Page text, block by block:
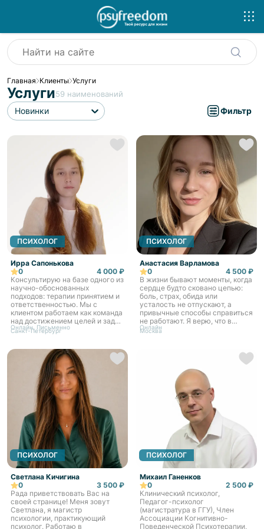
Главная Клиенты Услуги
Услуги59 наименований
Новинки Фильтр
ПСИХОЛОГ
Ирра Сапонькова
0
4 000 ₽
Консультирую на базе одного из
научно-обоснованных
подходов: терапии принятием и
ответственностью. Мы с
клиентом работаем как команда
над достижением целей и задач
терапии. Свой стиль могу
Онлайн, Письменно
Санкт-Петербург
ПСИХОЛОГ
Анастасия Варламова
0
4 500 ₽
В жизни бывают моменты, когда
сердце будто сковано цепью:
боль, страх, обида или
усталость не отпускают, а
привычные способы справиться
не работают. Я верю, что в
каждом человеке есть сила для
Онлайн
Москва
ПСИХОЛОГ
Светлана Кичигина
0
3 500 ₽
Рада приветствовать Вас на
своей странице! Меня зовут
Светлана, я магистр
психологии, практикующий
психолог. Работаю в
ПСИХОЛОГ
Михаил Ганенков
0
2 500 ₽
Клинический психолог,
Педагог-психолог
(магистратура в ГГУ), Член
Ассоциации Когнитивно-
Поведенческой Психотерапии,